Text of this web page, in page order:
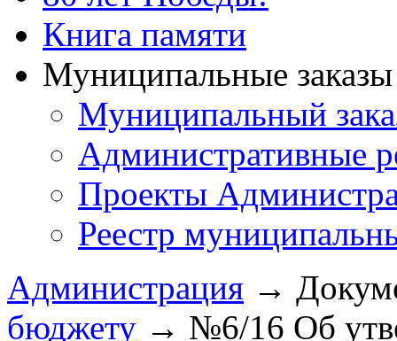
Книга памяти
Муниципальные
Муниципальный
Административные
Проекты
Реестр
Администрация →
бюджету → №6/16 Об